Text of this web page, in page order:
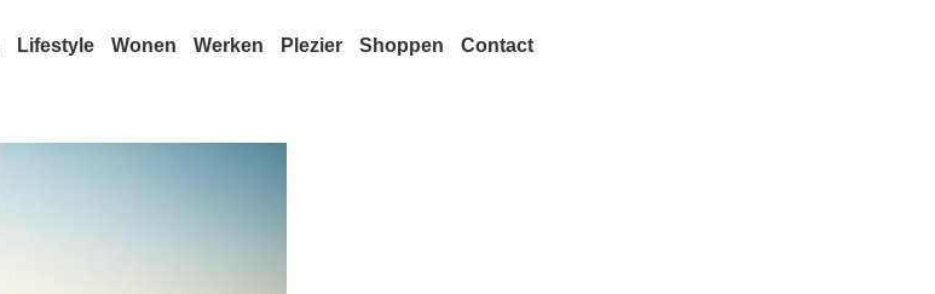
Lifestyle Wonen Werken Plezier Shoppen Contact